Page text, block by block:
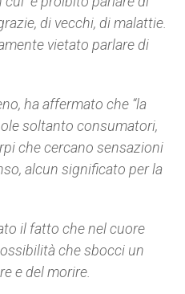
di vecchi, di malattie.
vietato parlare di
ha affermato che “la
soltanto consumatori,
che cercano sensazioni
alcun significato per la
il fatto che nel cuore
che sbocci un
e del morire.